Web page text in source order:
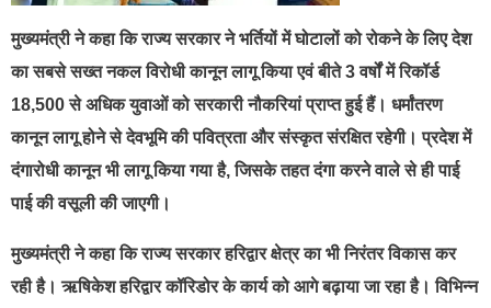
मुख्यमंत्री ने कहा कि राज्य सरकार ने भर्तियों में घोटालों को रोकने के लिए देश
का सबसे सख्त नकल विरोधी कानून लागू किया एवं बीते 3 वर्षों में रिकॉर्ड
18,500 से अधिक युवाओं को सरकारी नौकरियां प्राप्त हुई हैं। धर्मांतरण
कानून लागू होने से देवभूमि की पवित्रता और संस्कृत संरक्षित रहेगी। प्रदेश में
दंगारोधी कानून भी लागू किया गया है, जिसके तहत दंगा करने वाले से ही पाई
पाई की वसूली की जाएगी।
मुख्यमंत्री ने कहा कि राज्य सरकार हरिद्वार क्षेत्र का भी निरंतर विकास कर
रही है। ऋषिकेश हरिद्वार कॉरिडोर के कार्य को आगे बढ़ाया जा रहा है। विभिन्न